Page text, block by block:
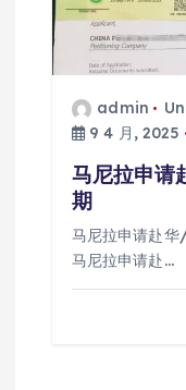
admin
9 4 月, 2025
马尼拉申请
期
马尼拉申请赴
马尼拉申请赴…